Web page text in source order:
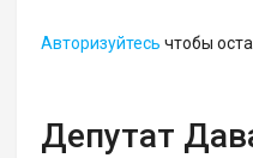
Авторизуйтесь чтобы
Депутат